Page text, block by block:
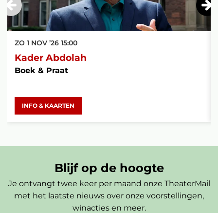
Kader Abdolah
Boek & Praat
ZO 1 NOV ’26 15:00
INFO & KAARTEN
Blijf op de hoogte
Je ontvangt twee keer per maand onze TheaterMail
met het laatste nieuws over onze voorstellingen,
winacties en meer.